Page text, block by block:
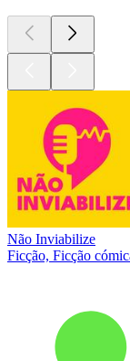
Não Inviabilize
Ficção, Ficção